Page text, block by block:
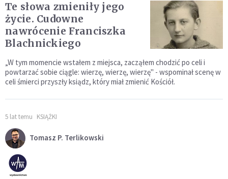
Te słowa zmieniły jego
życie. Cudowne
nawrócenie Franciszka
Blachnickiego
„W tym momencie wstałem z miejsca, zacząłem chodzić po celi i
powtarzać sobie ciągle: wierzę, wierzę, wierzę" - wspominał scenę w
celi śmierci przyszły ksiądz, który miał zmienić Kościół.
5 lat temu KSIĄŻKI
Tomasz P. Terlikowski